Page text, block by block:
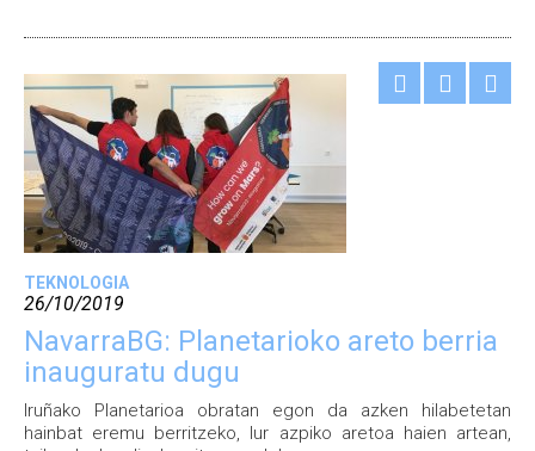
TEKNOLOGIA
26/10/2019
NavarraBG: Planetarioko areto berria
inauguratu dugu
Iruñako Planetarioa obratan egon da azken hilabetetan
hainbat eremu berritzeko, lur azpiko aretoa haien artean,